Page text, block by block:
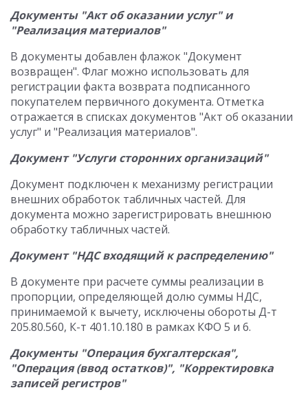
Документы "Акт об оказании услуг" и
"Реализация материалов"
В документы добавлен флажок "Документ
возвращен". Флаг можно использовать для
регистрации факта возврата подписанного
покупателем первичного документа. Отметка
отражается в списках документов "Акт об оказании
услуг" и "Реализация материалов".
Документ "Услуги сторонних организаций"
Документ подключен к механизму регистрации
внешних обработок табличных частей. Для
документа можно зарегистрировать внешнюю
обработку табличных частей.
Документ "НДС входящий к распределению"
В документе при расчете суммы реализации в
пропорции, определяющей долю суммы НДС,
принимаемой к вычету, исключены обороты Д-т
205.80.560, К-т 401.10.180 в рамках КФО 5 и 6.
Документы "Операция бухгалтерская",
"Операция (ввод остатков)", "Корректировка
записей регистров"